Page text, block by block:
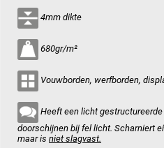
4mm dikte
680gr/m²
Vouwborden, werfborden,
Heeft een licht
doorschijnen bij fel licht. Scharniert
maar is niet slagvast.